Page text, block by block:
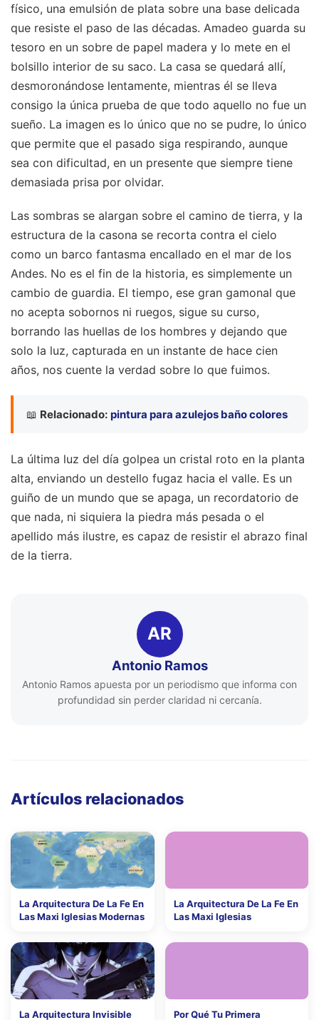
físico, una emulsión de plata sobre una base delicada
que resiste el paso de las décadas. Amadeo guarda su
tesoro en un sobre de papel madera y lo mete en el
bolsillo interior de su saco. La casa se quedará allí,
desmoronándose lentamente, mientras él se lleva
consigo la única prueba de que todo aquello no fue un
sueño. La imagen es lo único que no se pudre, lo único
que permite que el pasado siga respirando, aunque
sea con dificultad, en un presente que siempre tiene
demasiada prisa por olvidar.
Las sombras se alargan sobre el camino de tierra, y la
estructura de la casona se recorta contra el cielo
como un barco fantasma encallado en el mar de los
Andes. No es el fin de la historia, es simplemente un
cambio de guardia. El tiempo, ese gran gamonal que
no acepta sobornos ni ruegos, sigue su curso,
borrando las huellas de los hombres y dejando que
solo la luz, capturada en un instante de hace cien
años, nos cuente la verdad sobre lo que fuimos.
📖 Relacionado: pintura para azulejos baño colores
La última luz del día golpea un cristal roto en la planta
alta, enviando un destello fugaz hacia el valle. Es un
guiño de un mundo que se apaga, un recordatorio de
que nada, ni siquiera la piedra más pesada o el
apellido más ilustre, es capaz de resistir el abrazo final
de la tierra.
AR
Antonio Ramos
Antonio Ramos apuesta por un periodismo que informa con
profundidad sin perder claridad ni cercanía.
Artículos relacionados
La Arquitectura De La Fe En
Las Maxi Iglesias Modernas
La Arquitectura De La Fe En
Las Maxi Iglesias
La Arquitectura Invisible Por Qué Tu Primera